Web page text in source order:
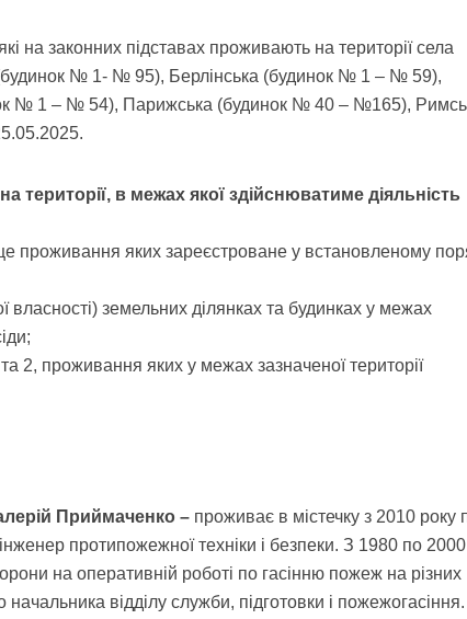
на законних підставах проживають на території села
№ 1- № 95), Берлінська (будинок № 1 – № 59),
№ 1 – № 54), Парижська (будинок № 40 – №165),
в межах якої здійснюватиме діяльність
проживання яких зареєстроване у встановленому
земельних ділянках та будинках у межах
2, проживання яких у межах зазначеної території
Приймаченко – проживає в містечку з 2010 року
протипожежної техніки і безпеки. З 1980 по 2000
на оперативній роботі по гасінню пожеж на різних
відділу служби, підготовки і